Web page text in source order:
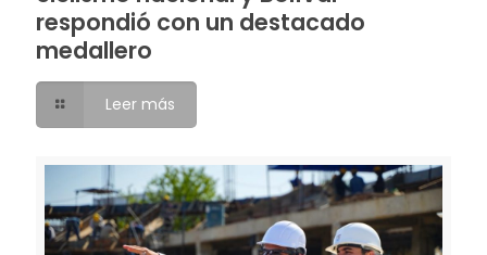
respondió con un destacado
medallero
Leer más